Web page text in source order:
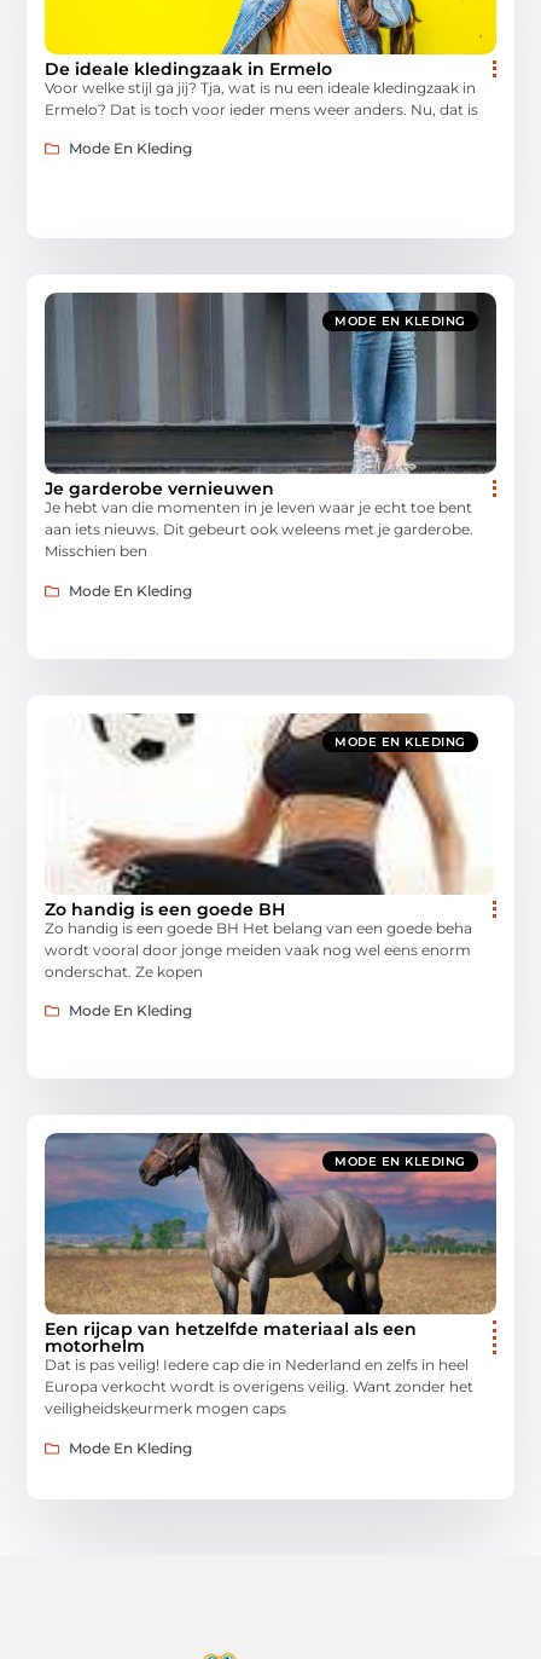
De ideale kledingzaak in Ermelo
Voor welke stijl ga jij? Tja, wat is nu een ideale kledingzaak in
Ermelo? Dat is toch voor ieder mens weer anders. Nu, dat is
Mode En Kleding
MODE EN KLEDING
Je garderobe vernieuwen
Je hebt van die momenten in je leven waar je echt toe bent
aan iets nieuws. Dit gebeurt ook weleens met je garderobe.
Misschien ben
Mode En Kleding
MODE EN KLEDING
Zo handig is een goede BH
Zo handig is een goede BH Het belang van een goede beha
wordt vooral door jonge meiden vaak nog wel eens enorm
onderschat. Ze kopen
Mode En Kleding
MODE EN KLEDING
Een rijcap van hetzelfde materiaal als een
motorhelm
Dat is pas veilig! Iedere cap die in Nederland en zelfs in heel
Europa verkocht wordt is overigens veilig. Want zonder het
veiligheidskeurmerk mogen caps
Mode En Kleding